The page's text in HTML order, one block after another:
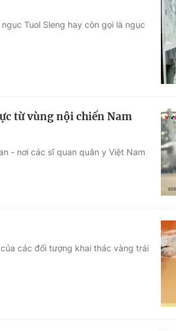
Tuol Sleng hay còn gọi là ngục
từ vùng nội chiến Nam
- nơi các sĩ quan quân y Việt Nam
các đối tượng khai thác vàng trái